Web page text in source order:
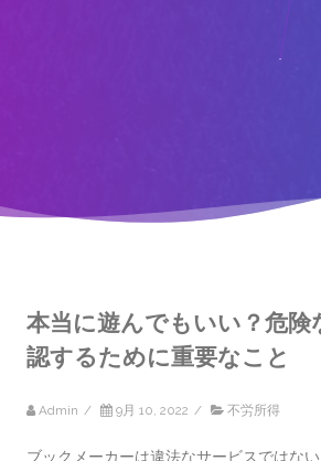
本当に遊んでもいい？危険
認するために重要なこと
Admin / 9月 10, 2022 / 不労所得
ブックメーカーは違法なサービスではな